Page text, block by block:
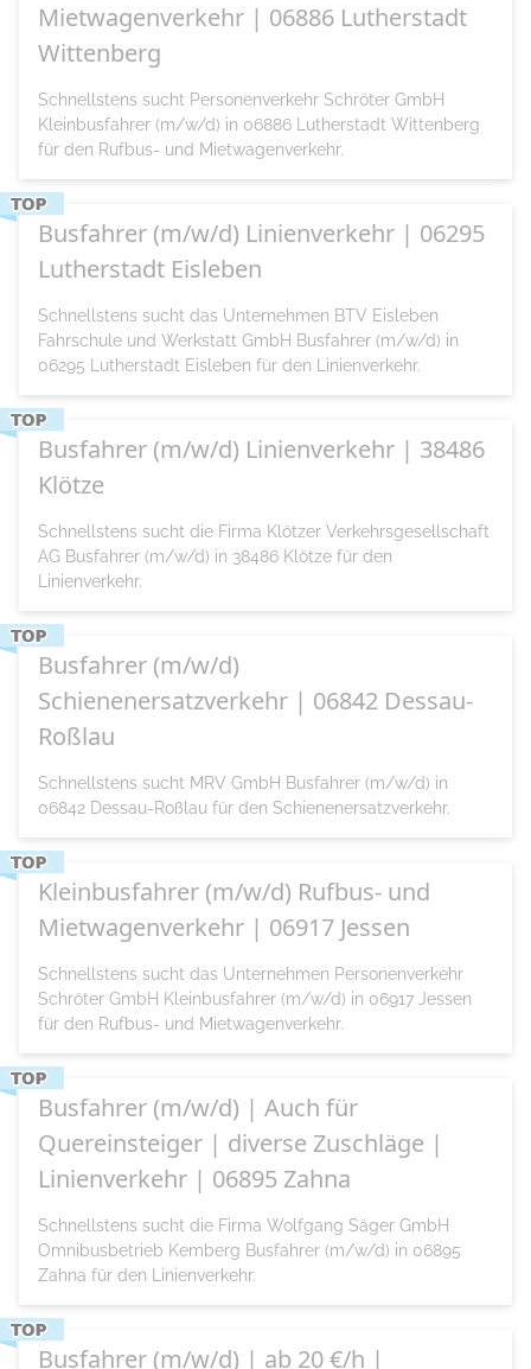
Mietwagenverkehr | 06886 Lutherstadt
Wittenberg
Schnellstens sucht Personenverkehr Schröter GmbH
Kleinbusfahrer (m/w/d) in 06886 Lutherstadt Wittenberg
für den Rufbus- und Mietwagenverkehr.
Busfahrer (m/w/d) Linienverkehr | 06295
Lutherstadt Eisleben
Schnellstens sucht das Unternehmen BTV Eisleben
Fahrschule und Werkstatt GmbH Busfahrer (m/w/d) in
06295 Lutherstadt Eisleben für den Linienverkehr.
Busfahrer (m/w/d) Linienverkehr | 38486
Klötze
Schnellstens sucht die Firma Klötzer Verkehrsgesellschaft
AG Busfahrer (m/w/d) in 38486 Klötze für den
Linienverkehr.
Busfahrer (m/w/d)
Schienenersatzverkehr | 06842 Dessau-
Roßlau
Schnellstens sucht MRV GmbH Busfahrer (m/w/d) in
06842 Dessau-Roßlau für den Schienenersatzverkehr.
Kleinbusfahrer (m/w/d) Rufbus- und
Mietwagenverkehr | 06917 Jessen
Schnellstens sucht das Unternehmen Personenverkehr
Schröter GmbH Kleinbusfahrer (m/w/d) in 06917 Jessen
für den Rufbus- und Mietwagenverkehr.
Busfahrer (m/w/d) | Auch für
Quereinsteiger | diverse Zuschläge |
Linienverkehr | 06895 Zahna
Schnellstens sucht die Firma Wolfgang Säger GmbH
Omnibusbetrieb Kemberg Busfahrer (m/w/d) in 06895
Zahna für den Linienverkehr.
Busfahrer (m/w/d) | ab 20 €/h |